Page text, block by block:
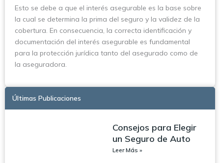
Esto se debe a que el interés asegurable es la base sobre
la cual se determina la prima del seguro y la validez de la
cobertura. En consecuencia, la correcta identificación y
documentación del interés asegurable es fundamental
para la protección jurídica tanto del asegurado como de
la aseguradora.
Últimas Publicaciones
Consejos para Elegir
un Seguro de Auto
Leer Más »